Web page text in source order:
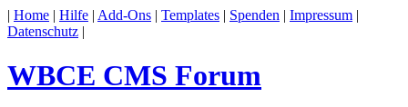
| Home | Hilfe | Add-Ons | Templates | Spenden | Impressum |
Datenschutz |
WBCE CMS Forum